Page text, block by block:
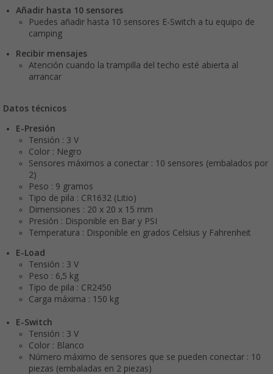
Añadir hasta 10 sensores
Puedes añadir hasta 10 sensores E-Switch a tu equipo de
camping
Recibir mensajes
Atención cuando la trampilla del techo esté abierta al
arrancar
Datos técnicos
E-Presión
Tensión : 3 V
Color : Negro
Sensores máximos a conectar : 10 sensores (embalados por
2)
Peso : 9 gramos
Tipo de pila : CR1632 (Litio)
Dimensiones : 20 x 20 x 15 mm
Presión : Disponible en Bar y PSI
Temperatura : Disponible en grados Celsius y Fahrenheit
E-Load
Tensión : 3 V
Peso : 6,5 kg
Tipo de pila : CR2450
Carga máxima : 150 kg
E-Switch
Tensión : 3 V
Color : Blanco
Número máximo de sensores que se pueden conectar : 10
piezas (embaladas en 2 piezas)